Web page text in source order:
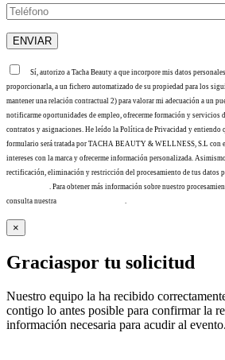
Sí, autorizo a Tacha Beauty a que incorpore mis datos
proporcionarla, a un fichero automatizado de su propiedad para los
mantener una relación contractual 2) para valorar mi adecuación a un
notificarme oportunidades de empleo, ofrecerme formación y servicios
contratos y asignaciones. He leído la Política de Privacidad y entiendo
formulario será tratada por TACHA BEAUTY & WELLNESS, S.L con
intereses con la marca y ofrecerme información personalizada.
rectificación, eliminación y restricción del procesamiento de tus datos
. Para obtener más información sobre nuestro
consulta nuestra
.
×
Graciaspor tu solicitud
Nuestro equipo la ha recibido
contigo lo antes posible para confirmar la
información necesaria para acudir al